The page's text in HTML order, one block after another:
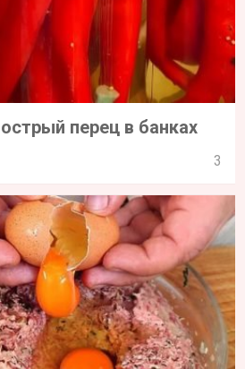
перец в банках
3